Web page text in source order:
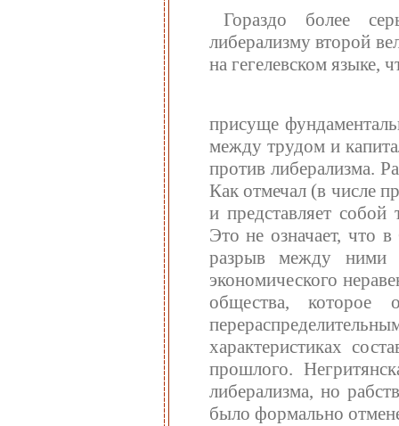
Гораздо более
либерализму второй
на гегелевском языке,
присуще
между трудом и
против либерализма.
Как отмечал (в числе
и представляет
Это не означает, что
разрыв между ними
экономического
общества, которое
характеристиках
прошлого.
либерализма, но
было формально